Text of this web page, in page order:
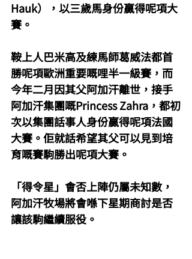
Hauk），以三歲馬身份贏得呢項大
賽。
鞍上人巴米高及練馬師葛威法都首
勝呢項歐洲重要嘅哩半一級賽，而
今年二月因其父阿加汗離世，接手
阿加汗集團嘅Princess Zahra，都初
次以集團話事人身份贏得呢項法國
大賽。佢就話希望其父可以見到培
育嘅賽駒勝出呢項大賽。
「得令星」會否上陣仍屬未知數，
阿加汗牧場將會喺下星期商討是否
讓該駒繼續服役。